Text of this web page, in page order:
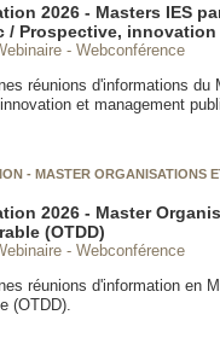
2026 - Masters IES
/ Prospective,
- Webconférence
réunions d'informations
et management
- MASTER ORGANISATIONS
2026 - Master
(OTDD)
- Webconférence
réunions d'information en
(OTDD).